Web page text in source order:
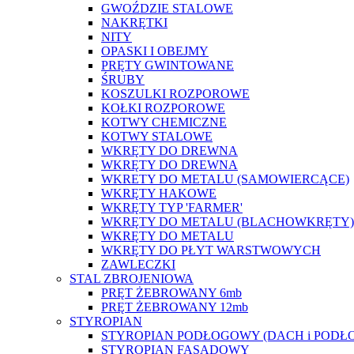
GWOŹDZIE STALOWE
NAKRĘTKI
NITY
OPASKI I OBEJMY
PRĘTY GWINTOWANE
ŚRUBY
KOSZULKI ROZPOROWE
KOŁKI ROZPOROWE
KOTWY CHEMICZNE
KOTWY STALOWE
WKRĘTY DO DREWNA
WKRĘTY DO DREWNA
WKRETY DO METALU (SAMOWIERCĄCE)
WKRĘTY HAKOWE
WKRĘTY TYP 'FARMER'
WKRĘTY DO METALU (BLACHOWKRĘTY)
WKRĘTY DO METALU
WKRĘTY DO PŁYT WARSTWOWYCH
ZAWLECZKI
STAL ZBROJENIOWA
PRĘT ŻEBROWANY 6mb
PRĘT ŻEBROWANY 12mb
STYROPIAN
STYROPIAN PODŁOGOWY (DACH i
STYROPIAN FASADOWY